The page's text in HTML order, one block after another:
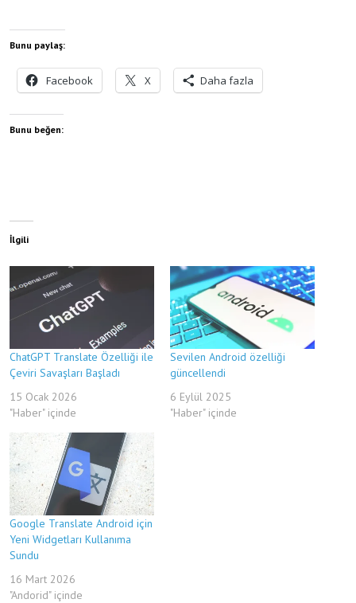
Bunu paylaş:
Facebook X Daha fazla
Bunu beğen:
İlgili
ChatGPT Translate Özelliği ile
Çeviri Savaşları Başladı
15 Ocak 2026
"Haber" içinde
Sevilen Android özelliği
güncellendi
6 Eylül 2025
"Haber" içinde
Google Translate Android için
Yeni Widgetları Kullanıma
Sundu
16 Mart 2026
"Andorid" içinde